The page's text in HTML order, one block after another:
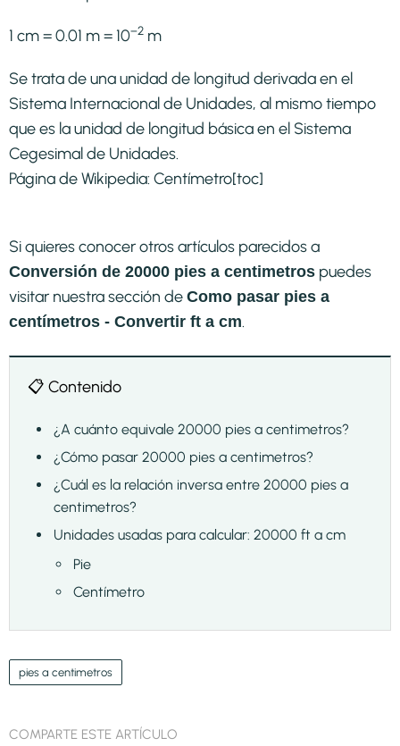
1 cm = 0.01 m = 10−2 m
Se trata de una unidad de longitud derivada en el
Sistema Internacional de Unidades, al mismo tiempo
que es la unidad de longitud básica en el Sistema
Cegesimal de Unidades.
Página de Wikipedia: Centímetro[toc]
Si quieres conocer otros artículos parecidos a
Conversión de 20000 pies a centimetros puedes
visitar nuestra sección de Como pasar pies a
centímetros - Convertir ft a cm.
📋 Contenido
¿A cuánto equivale 20000 pies a centimetros?
¿Cómo pasar 20000 pies a centimetros?
¿Cuál es la relación inversa entre 20000 pies a
centimetros?
Unidades usadas para calcular: 20000 ft a cm
Pie
Centímetro
pies a centimetros
COMPARTE ESTE ARTÍCULO